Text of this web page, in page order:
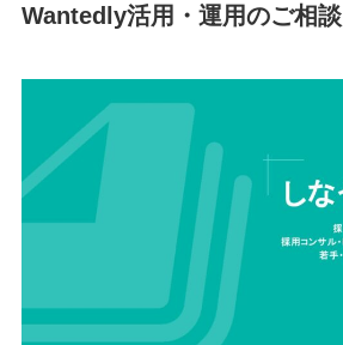
Wantedly活用・運用のご相談